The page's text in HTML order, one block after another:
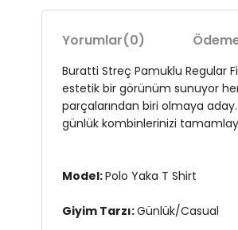
Yorumlar(0)
Buratti Streç Pamuklu Regular
estetik bir görünüm sunuyor
parçalarından biri olmaya
günlük kombinlerinizi
Model:Polo Yaka T Shirt
Giyim Tarzı:Günlük/Casual